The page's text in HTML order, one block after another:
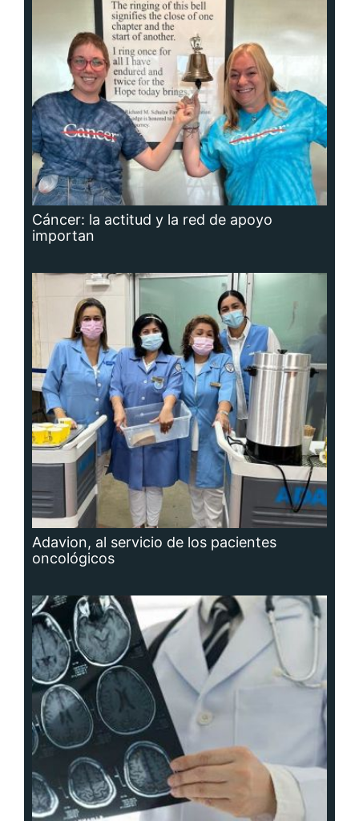
Cáncer: la actitud y la red de apoyo
importan
Adavion, al servicio de los pacientes
oncológicos